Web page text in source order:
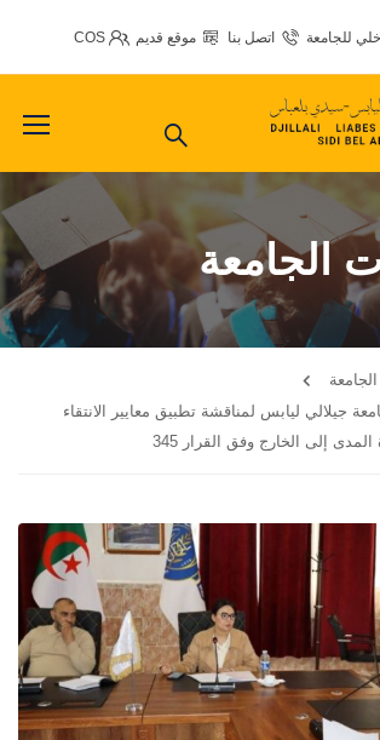
للجامعة اتصل بنا موقع قديم COS
الجامعة
جيلالي ليابس لمناقشة تطبيق معايير الانتقاء
إلى الخارج وفق القرار 345